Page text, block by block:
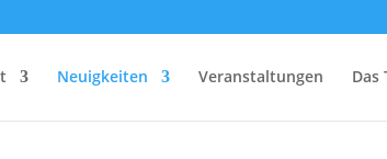
Neuigkeiten Veranstaltungen Das